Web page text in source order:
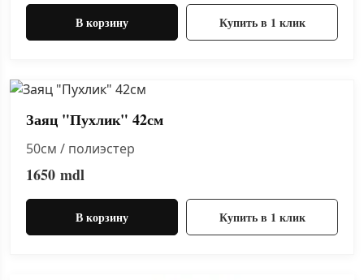
В корзину Купить в 1 клик
Заяц "Пухлик" 42см
50см / полиэстер
1650 mdl
В корзину Купить в 1 клик